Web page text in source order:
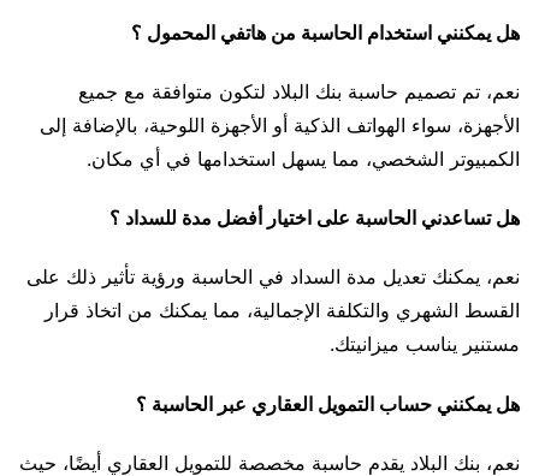
هل يمكنني استخدام الحاسبة من هاتفي المحمول ؟
نعم، تم تصميم حاسبة بنك البلاد لتكون متوافقة مع جميع
الأجهزة، سواء الهواتف الذكية أو الأجهزة اللوحية، بالإضافة إلى
الكمبيوتر الشخصي، مما يسهل استخدامها في أي مكان.
هل تساعدني الحاسبة على اختيار أفضل مدة للسداد ؟
نعم، يمكنك تعديل مدة السداد في الحاسبة ورؤية تأثير ذلك على
القسط الشهري والتكلفة الإجمالية، مما يمكنك من اتخاذ قرار
مستنير يناسب ميزانيتك.
هل يمكنني حساب التمويل العقاري عبر الحاسبة ؟
نعم، بنك البلاد يقدم حاسبة مخصصة للتمويل العقاري أيضًا، حيث